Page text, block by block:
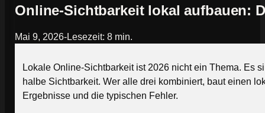
Online-Sichtbarkeit lokal aufbauen:
Mai 9, 2026-Lesezeit: 8 min.
Lokale Online-Sichtbarkeit ist 2026 nicht ein Thema. Es
halbe Sichtbarkeit. Wer alle drei kombiniert, baut einen
Ergebnisse und die typischen Fehler.